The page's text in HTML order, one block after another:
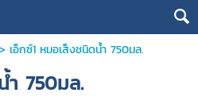
เอ็กซ์1 หมอเส็งชนิดนํ้า 750มล.
า 750มล.